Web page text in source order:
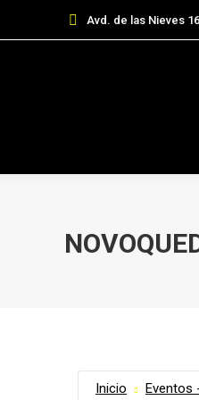
Avd. de las Nieves
Inicio Eventos